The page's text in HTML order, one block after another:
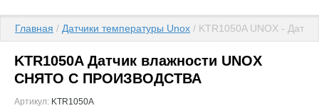
Главная / Датчики температуры Unox / KTR1050A UNOX -
KTR1050A Датчик влажности UNOX
СНЯТО С ПРОИЗВОДСТВА
Артикул: KTR1050A